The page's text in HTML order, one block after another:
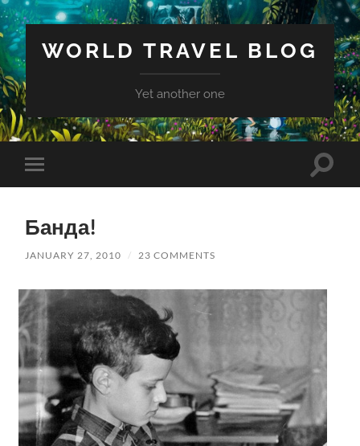
WORLD TRAVEL BLOG
Yet another one
Toggle
mobile
Toggle
Банда!
JANUARY 27, 2010 / 23 COMMENTS